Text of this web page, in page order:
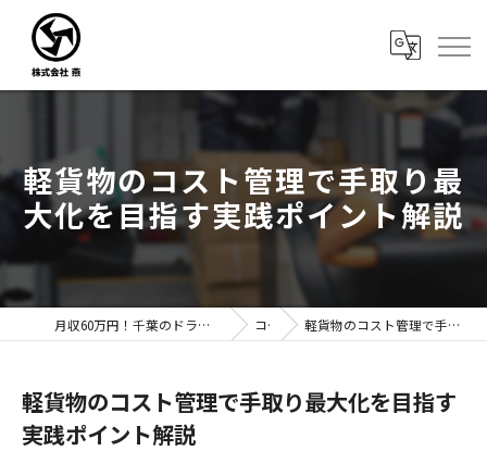
軽貨物のコスト管理で手取り最
大化を目指す実践ポイント解説
月収60万円！千葉のドライバー転職なら株式会社燕｜未経験歓迎 コラム 軽貨物のコスト管理で手取り最大化を目指す実践ポイント解説
軽貨物のコスト管理で手取り最大化を目指す
実践ポイント解説